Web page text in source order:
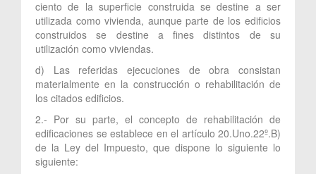
ciento de la superficie construida se destine a ser
utilizada como vivienda, aunque parte de los edificios
construidos se destine a fines distintos de su
utilización como viviendas.
d) Las referidas ejecuciones de obra consistan
materialmente en la construcción o rehabilitación de
los citados edificios.
2.- Por su parte, el concepto de rehabilitación de
edificaciones se establece en el artículo 20.Uno.22º.B)
de la Ley del Impuesto, que dispone lo siguiente lo
siguiente: